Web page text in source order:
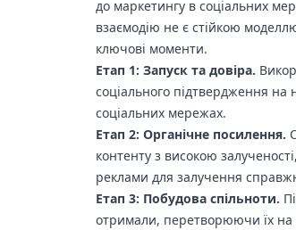
до маркетингу в соціальних
взаємодію не є стійкою
ключові моменти.
Етап 1: Запуск та довіра.
соціального підтвердження на
соціальних мережах.
Етап 2: Органічне посилення.
контенту з високою
реклами для залучення
Етап 3: Побудова спільноти.
отримали, перетворюючи їх на